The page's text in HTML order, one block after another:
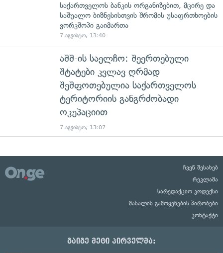
საქართველოს ბანკის ორგანიზებით, მცირე და
საშუალო ბიზნესისთვის შრომის უსაფრთხოების
ვორკშოპი გაიმართა
7 აგვისტო, 13:40
აშშ-ის საელჩო: შეერთებული
შტატები კვლავ ღრმად
შეშფოთებულია საქართველოს
ტერიტორიის განგრძობადი
ოკუპაციით
7 აგვისტო, 13:07
ჩვენ შესახებ
რეკლამა
სარედაქციო კოდექსი
მასალის გამოყენების პირობები
კონტაქტი
გაიგე მეტი პირველმა: